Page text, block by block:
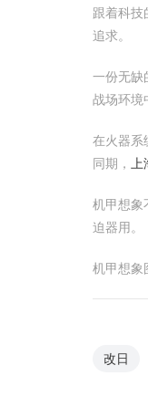
跟着科技
追求。
一份无缺
战场环境
在火器系
同期，
机甲想象
迫器用。
机甲想象
改日